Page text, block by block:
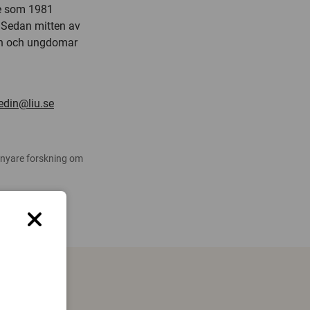
som 1981
mitten av
och ungdomar
forskning om